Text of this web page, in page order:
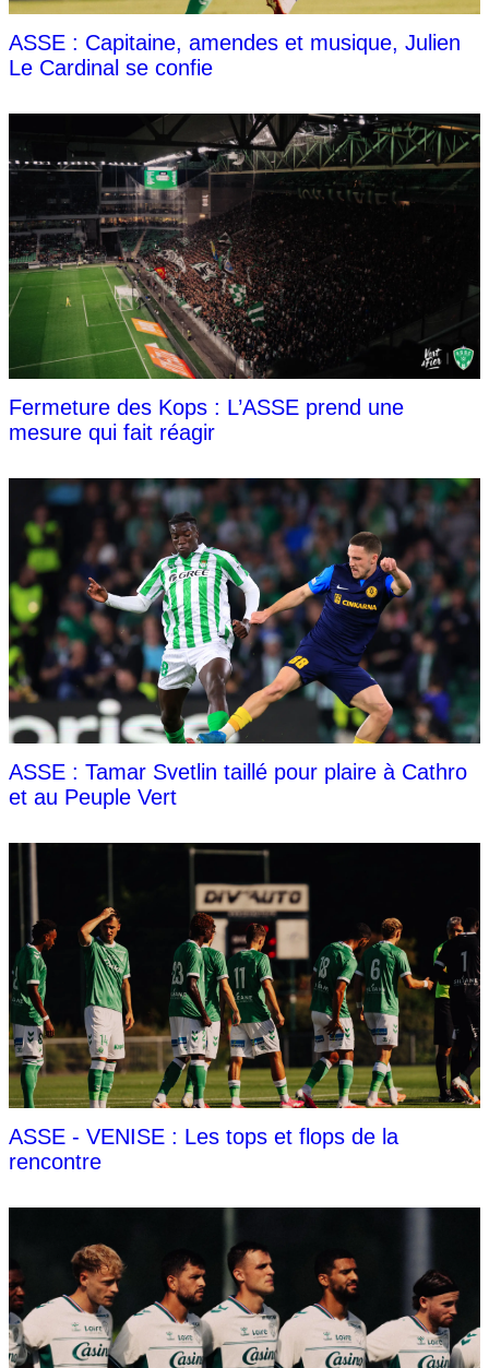
ASSE : Capitaine, amendes et musique, Julien
Le Cardinal se confie
Fermeture des Kops : L’ASSE prend une
mesure qui fait réagir
ASSE : Tamar Svetlin taillé pour plaire à Cathro
et au Peuple Vert
ASSE - VENISE : Les tops et flops de la
rencontre